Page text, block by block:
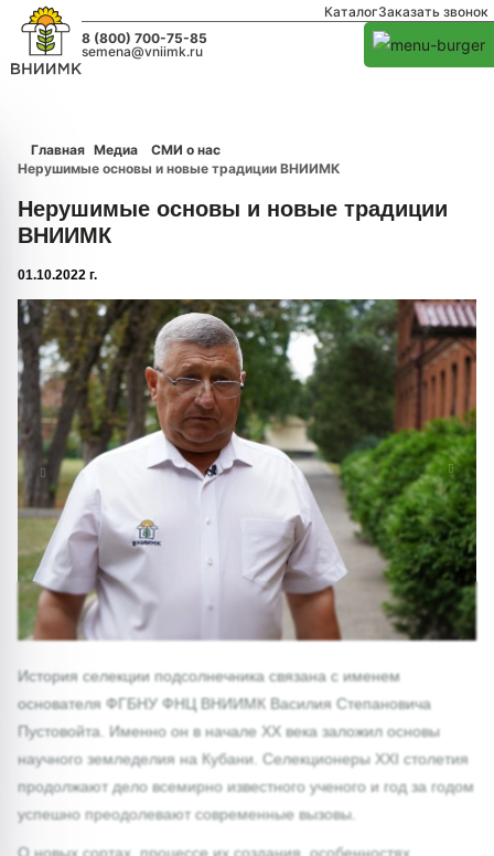
КаталогЗаказать звонок
8 (800) 700-75-85
semena@vniimk.ru
Главная Медиа
СМИ о нас
Нерушимые основы и новые традиции ВНИИМК
Нерушимые основы и новые традиции
ВНИИМК
01.10.2022 г.
1/0
История селекции подсолнечника связана с именем
основателя ФГБНУ ФНЦ ВНИИМК Василия Степановича
Пустовойта. Именно он в начале XX века заложил основы
научного земледелия на Кубани. Селекционеры XXI столетия
продолжают дело всемирно известного ученого и год за годом
успешно преодолевают современные вызовы.